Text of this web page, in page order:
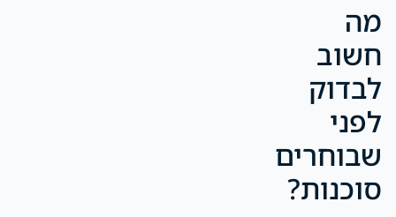
מה
חשוב
לבדוק
לפני
שבוחרים
סוכנות?